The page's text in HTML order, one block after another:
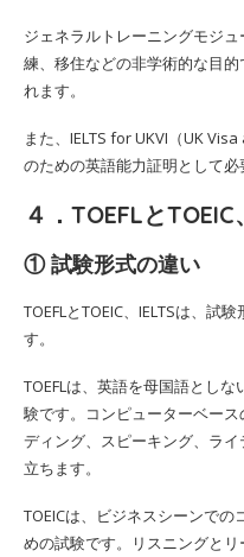
ジェネラルトレーニングモジ
練、移住などの非学術的な目
れます。
また、IELTS for UKVI（UK
のための英語能力証明として必
４．TOEFLと
① 試験形式の違い
TOEFLとTOEIC、IELTSは、試
す。
TOEFLは、英語を母国語とし
験です。コンピューターベー
ディング、スピーキング、ラ
立ちます。
TOEICは、ビジネスシーンで
めの試験です。リスニングと